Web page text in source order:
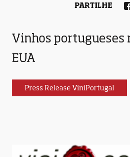
Vinhos portugueses
EUA
Press Release ViniPortugal
PARTILHE